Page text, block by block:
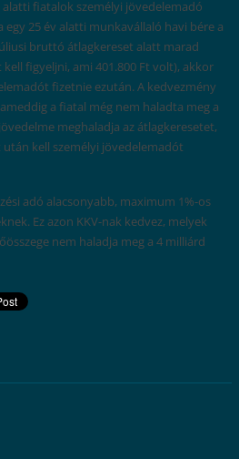
alatti fiatalok személyi jövedelemadó
egy 25 év alatti munkavállaló havi bére a
bruttó átlagkereset alatt marad
kell figyeljni, ami 401.800 Ft volt), akkor
fizetnie ezután. A kedvezmény
a fiatal még nem haladta meg a
meghaladja az átlagkeresetet,
kell személyi jövedelemadót
adó alacsonyabb, maximum 1%-os
Ez azon KKV-nak kedvez, melyek
nem haladja meg a 4 milliárd